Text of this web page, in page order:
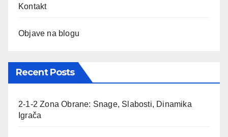
Kontakt
Objave na blogu
Recent Posts
2-1-2 Zona Obrane: Snage, Slabosti, Dinamika
Igrača